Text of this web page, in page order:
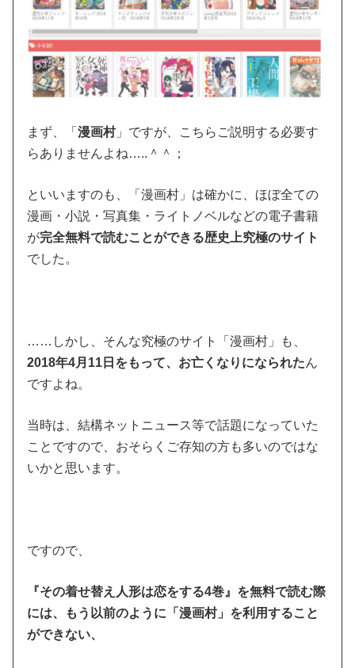
まず、「漫画村」ですが、こちらご説明する必要す
らありませんよね…..＾＾；
といいますのも、「漫画村」は確かに、ほぼ全ての
漫画・小説・写真集・ライトノベルなどの電子書籍
が完全無料で読むことができる歴史上究極のサイト
でした。
……しかし、そんな究極のサイト「漫画村」も、
2018年4月11日をもって、お亡くなりになられたん
ですよね。
当時は、結構ネットニュース等で話題になっていた
ことですので、おそらくご存知の方も多いのではな
いかと思います。
ですので、
『その着せ替え人形は恋をする4巻』を無料で読む際
には、もう以前のように「漫画村」を利用すること
ができない、